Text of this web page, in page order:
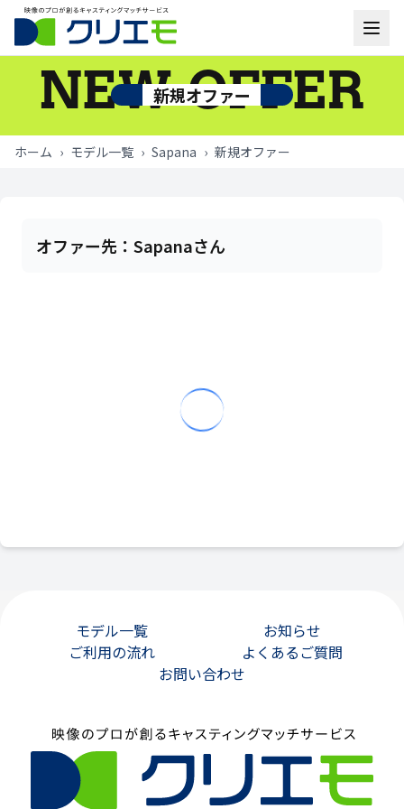
モデル一覧
新規オファー
NEW OFFER
ホーム › モデル一覧 › Sapana › 新規オファー
オファー先： Sapanaさん
モデル一覧
お知らせ
ご利用の流れ
よくあるご質問
お問い合わせ